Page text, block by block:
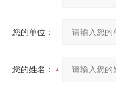
您的单位：
您的姓名：